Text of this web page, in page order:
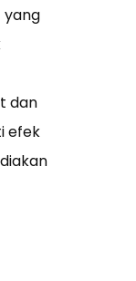
yang
dan
efek